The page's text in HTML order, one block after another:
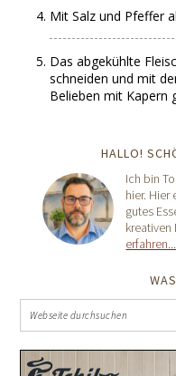
Mit Salz und Pfeffer
Das abgekühlte
schneiden und mit
Belieben mit Kapern
HALLO!
Ich bin
hier. Hier
gutes
kreativen
erfahren...